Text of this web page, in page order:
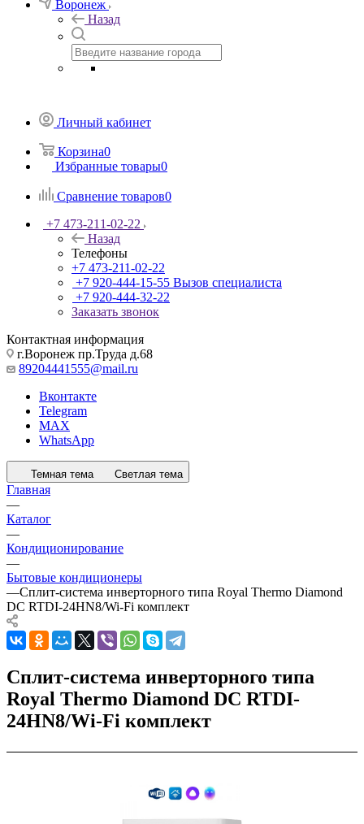
Воронеж
Назад
Личный кабинет
Корзина0
Избранные товары0
Сравнение товаров0
+7 473-211-02-22
Назад
Телефоны
+7 473-211-02-22
+7 920-444-15-55 Вызов специалиста
+7 920-444-32-22
Заказать звонок
Контактная информация
г.Воронеж пр.Труда д.68
89204441555@mail.ru
Вконтакте
Telegram
MAX
WhatsApp
Темная тема Светлая тема
Главная
—
Каталог
—
Кондиционирование
—
Бытовые кондиционеры
—Сплит-система инверторного типа Royal Thermo Diamond
DC RTDI-24HN8/Wi-Fi комплект
Сплит-система инверторного типа
Royal Thermo Diamond DC RTDI-
24HN8/Wi-Fi комплект